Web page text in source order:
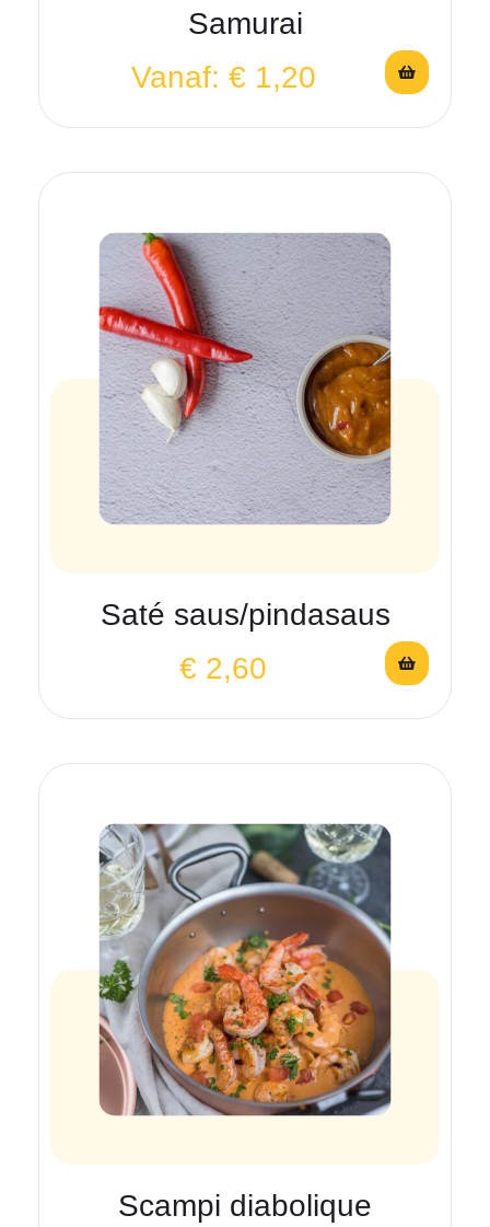
Samurai
Vanaf: € 1,20
Saté saus/pindasaus
€ 2,60
Scampi diabolique